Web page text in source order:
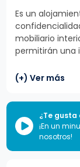
Es un
mobiliario
permitirán una
(+) Ver más
¿Te
¡En un
nosotros!